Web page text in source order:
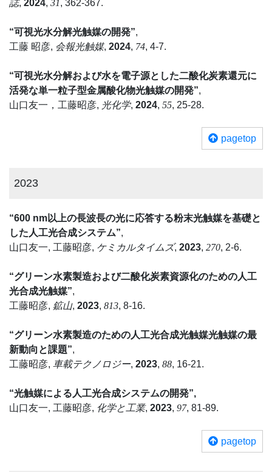
誌, 2024, 31, 362-367.
“可視光水分解光触媒の開発”,
工藤 昭彦, 会報光触媒, 2024, 74, 4-7.
“可視光水分解および水を電子源とした二酸化炭素還元に
活発な単一粒子型金属酸化物光触媒の開発”,
山口友一，工藤昭彦, 光化学, 2024, 55, 25-28.
pagetop
2023
“600 nm以上の長波長の光に応答する粉末光触媒を基礎と
した人工光合成システム”,
山口友一, 工藤昭彦, ケミカルタイムズ, 2023, 270, 2-6.
“グリーン水素製造および二酸化炭素資源化のための人工
光合成光触媒”,
工藤昭彦, 鉱山, 2023, 813, 8-16.
“グリーン水素製造のための人工光合成光触媒光触媒の最
新動向と課題”,
工藤昭彦, 車載テクノロジー, 2023, 88, 16-21.
“光触媒による人工光合成システムの開発”,
山口友一, 工藤昭彦, 化学と工業, 2023, 97, 81-89.
pagetop